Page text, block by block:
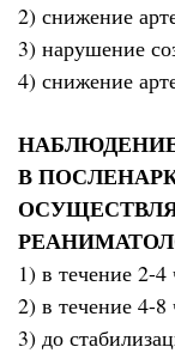
2) снижение
3) нарушение
4) снижение
В
1) в течение 2-4
2) в течение 4-8
3) до